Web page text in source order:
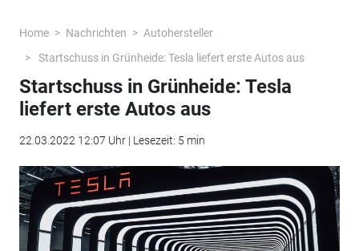
Home Nachrichten
Autohersteller
Startschuss in Grünheide: Tesla liefert erste Autos aus
Startschuss in Grünheide: Tesla
liefert erste Autos aus
22.03.2022 12:07 Uhr | Lesezeit: 5 min